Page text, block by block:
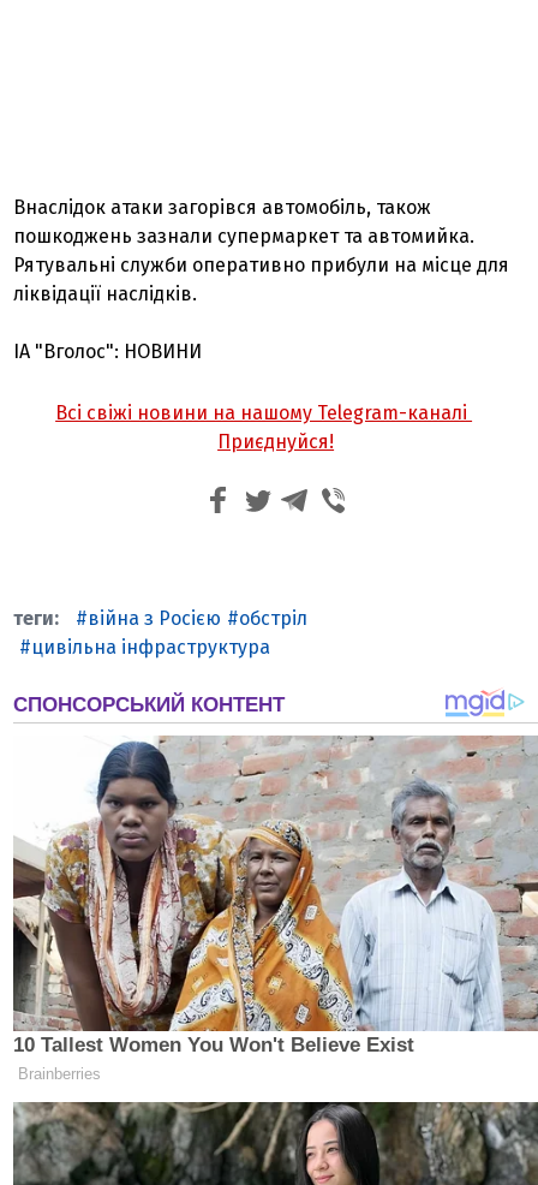
Внаслідок атаки загорівся автомобіль, також
пошкоджень зазнали супермаркет та автомийка.
Рятувальні служби оперативно прибули на місце для
ліквідації наслідків.
ІА "Вголос": НОВИНИ
Всі свіжі новини на нашому Telegram-каналі
Приєднуйся!
війна з Росією
обстріл
цивільна інфраструктура